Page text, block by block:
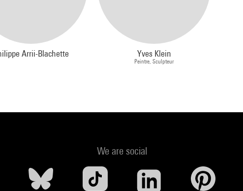
Arrii-Blachette Yves Klein
Peintre, Sculpteur
We are social